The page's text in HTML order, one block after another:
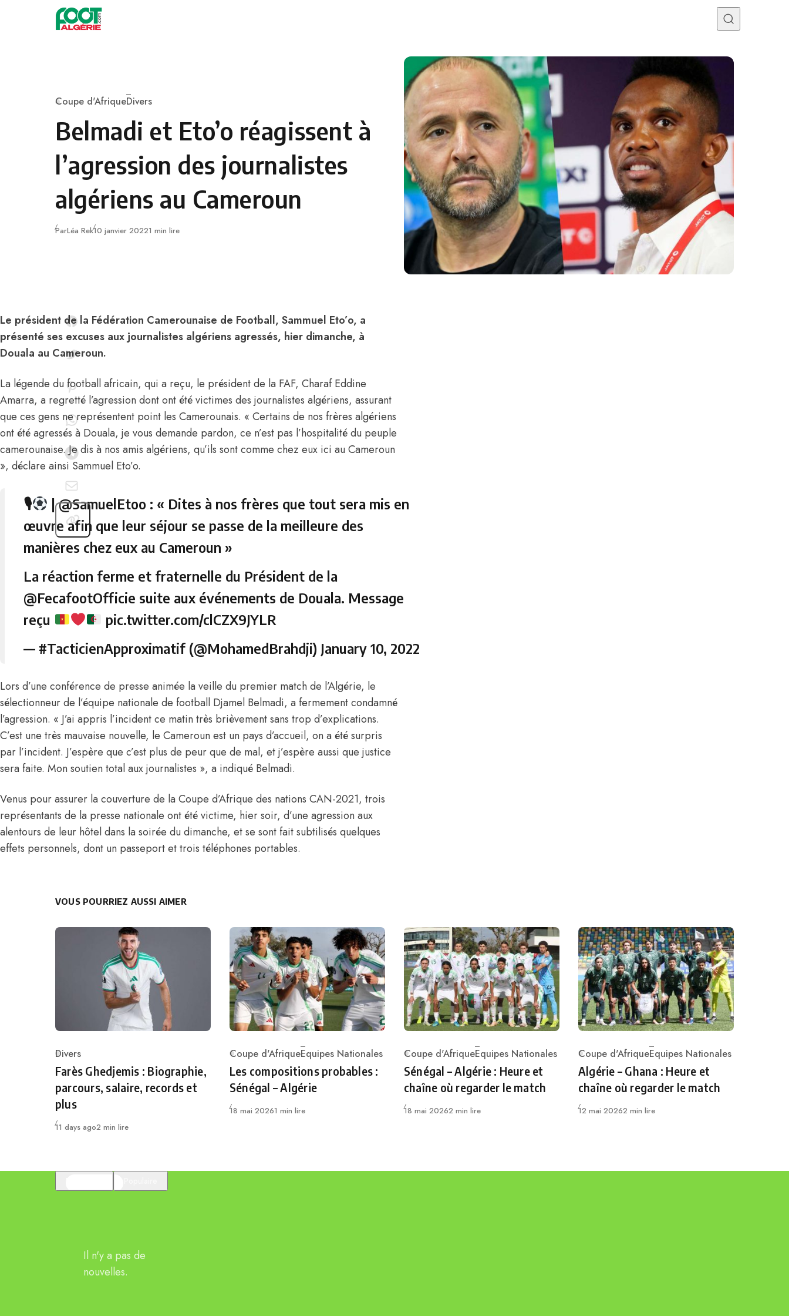
Skip to content
Category
Coupe d'AfriqueDivers
Belmadi et Eto’o réagissent à
l’agression des journalistes
algériens au Cameroun
ParLéa RekPublié
10 janvier 20221 min lire
Le président de la Fédération Camerounaise de Football, Sammuel Eto’o, a
présenté ses excuses aux journalistes algériens agressés, hier dimanche, à
Douala au Cameroun.
La légende du football africain, qui a reçu, le président de la FAF, Charaf Eddine
Amarra, a regretté l’agression dont ont été victimes des journalistes algériens, assurant
que ces gens ne représentent point les Camerounais. « Certains de nos frères algériens
ont été agressés à Douala, je vous demande pardon, ce n’est pas l’hospitalité du peuple
camerounaise. Je dis à nos amis algériens, qu’ils sont comme chez eux ici au Cameroun
», déclare ainsi Sammuel Eto’o.
🎙 |@SamuelEtoo : « Dites à nos frères que tout sera mis en
œuvre afin que leur séjour se passe de la meilleure des
manières chez eux au Cameroun »
La réaction ferme et fraternelle du Président de la
@FecafootOfficie suite aux événements de Douala. Message
reçu
pic.twitter.com/clCZX9JYLR
— #TacticienApproximatif (@MohamedBrahdji) January 10, 2022
Lors d’une conférence de presse animée la veille du premier match de l’Algérie, le
sélectionneur de l’équipe nationale de football Djamel Belmadi, a fermement condamné
l’agression. « J’ai appris l’incident ce matin très brièvement sans trop d’explications.
C’est une très mauvaise nouvelle, le Cameroun est un pays d’accueil, on a été surpris
par l’incident. J’espère que c’est plus de peur que de mal, et j’espère aussi que justice
sera faite. Mon soutien total aux journalistes », a indiqué Belmadi.
Venus pour assurer la couverture de la Coupe d’Afrique des nations CAN-2021, trois
représentants de la presse nationale ont été victime, hier soir, d’une agression aux
alentours de leur hôtel dans la soirée du dimanche, et se sont fait subtilisés quelques
effets personnels, dont un passeport et trois téléphones portables.
VOUS POURRIEZ AUSSI AIMER
Category
Divers
Farès Ghedjemis : Biographie,
parcours, salaire, records et
plus
Publié
11 days ago2 min lire
Category
Coupe d'AfriqueEquipes Nationales
Les compositions probables :
Sénégal – Algérie
Publié
18 mai 20261 min lire
Category
Coupe d'AfriqueEquipes Nationales
Sénégal – Algérie : Heure et
chaîne où regarder le match
Publié
18 mai 20262 min lire
Category
Coupe d'AfriqueEquipes Nationales
Algérie – Ghana : Heure et
chaîne où regarder le match
Publié
12 mai 20262 min lire
Il n'y a pas de
nouvelles.